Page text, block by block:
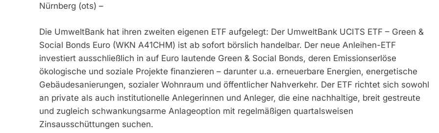
Nürnberg (ots) –
Die UmweltBank hat ihren zweiten eigenen ETF aufgelegt: Der UmweltBank UCITS ETF – Green &
Social Bonds Euro (WKN A41CHM) ist ab sofort börslich handelbar. Der neue Anleihen-ETF
investiert ausschließlich in auf Euro lautende Green & Social Bonds, deren Emissionserlöse
ökologische und soziale Projekte finanzieren – darunter u.a. erneuerbare Energien, energetische
Gebäudesanierungen, sozialer Wohnraum und öffentlicher Nahverkehr. Der ETF richtet sich sowohl
an private als auch institutionelle Anlegerinnen und Anleger, die eine nachhaltige, breit gestreute
und zugleich schwankungsarme Anlageoption mit regelmäßigen quartalsweisen
Zinsausschüttungen suchen.